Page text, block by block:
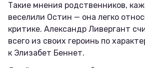
Такие мнения родственников,
веселили Остин — она легко
критике. Александр Ливергант
всего из своих героинь по
к Элизабет Беннет.